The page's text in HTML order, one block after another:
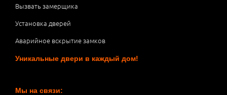
Вызвать замерщика
Установка дверей
Аварийное вскрытие замков
Уникальные двери в каждый дом!
Мы на связи: